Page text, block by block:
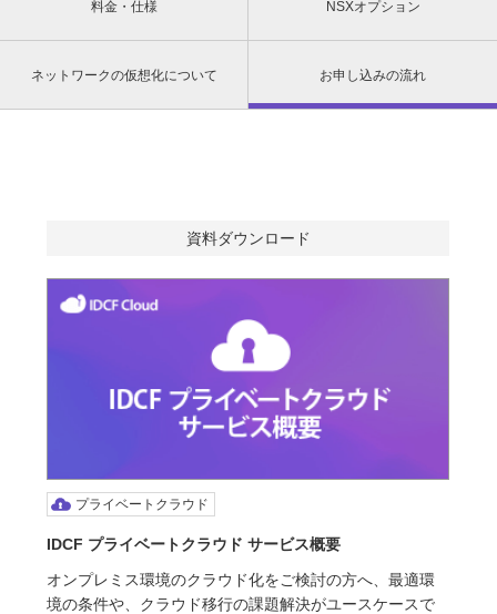
料金・仕様 NSXオプション
ネットワークの仮想化について お申し込みの流れ